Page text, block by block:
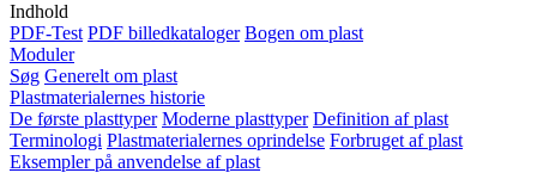
Indhold
PDF-Test PDF billedkataloger Bogen om plast
Moduler
Søg Generelt om plast
Plastmaterialernes historie
De første plasttyper Moderne plasttyper Definition af plast
Terminologi Plastmaterialernes oprindelse Forbruget af plast
Eksempler på anvendelse af plast